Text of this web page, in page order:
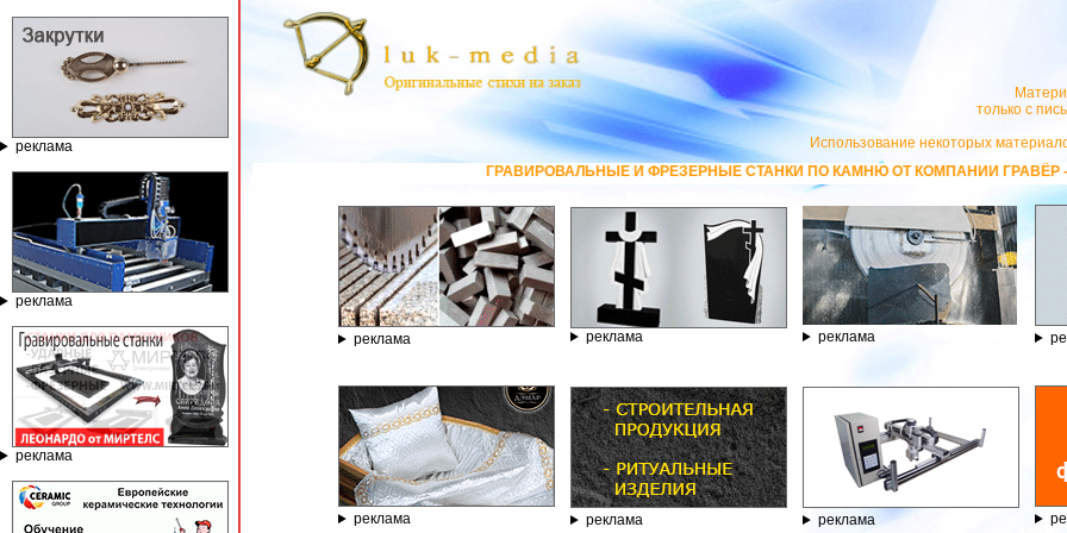
реклама
реклама
реклама
только с
Использование некоторых
ГРАВИРОВАЛЬНЫЕ И ФРЕЗЕРНЫЕ СТАНКИ ПО КАМНЮ ОТ КОМПАНИИ ГРАВЁР - ТЕЛЕФОН
реклама реклама реклама
реклама реклама реклама